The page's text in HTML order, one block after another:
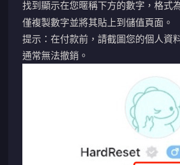
找到顯示在您暱稱下方的數字，格式
僅複製數字並將其貼上到儲值頁面。
提示：在付款前，請截圖您的個人
通常無法撤銷。